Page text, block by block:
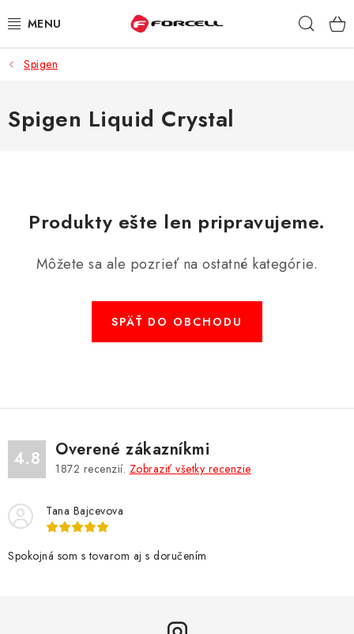
na
PUZDRÁ A OBALY
TVRDENÉ SKLÁ
DRŽIAKY NA MOBIL
BATÉRIE DO MOBILOV
AUTO MOTO
EXKLUZÍVNE ZNAČKY
TIPY NA DARČEKY
PAMÄŤOVÉ KARTY A DISKY
Spigen
Spigen Liquid Crystal
Produkty ešte len pripravujeme.
Môžete sa ale pozrieť na ostatné kategórie.
SPÄŤ DO OBCHODU
4.8 Overené zákazníkmi
1872 recenzií. Zobraziť všetky recenzie
Tana Bajcevova
Spokojná som s tovarom aj s doručením